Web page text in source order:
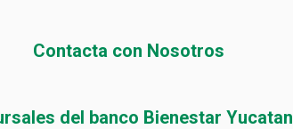
Contacta con Nosotros
del banco Bienestar Yucatan